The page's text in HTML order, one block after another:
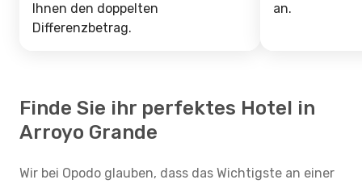
Ihnen den doppelten
Differenzbetrag.
an.
Finde Sie ihr perfektes Hotel in
Arroyo Grande
Wir bei Opodo glauben, dass das Wichtigste an einer